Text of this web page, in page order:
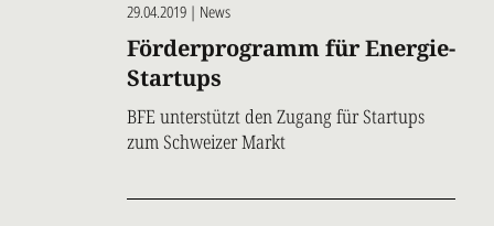
29.04.2019 | News
Förderprogramm für Energie-
Startups
BFE unterstützt den Zugang für Startups
zum Schweizer Markt